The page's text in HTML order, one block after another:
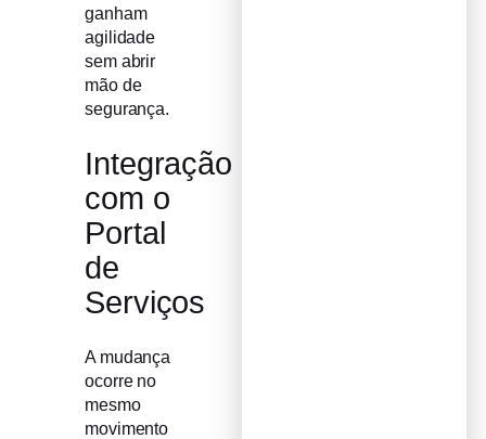
ganham
agilidade
sem abrir
mão de
segurança.
Integração
com o
Portal
de
Serviços
A mudança
ocorre no
mesmo
movimento